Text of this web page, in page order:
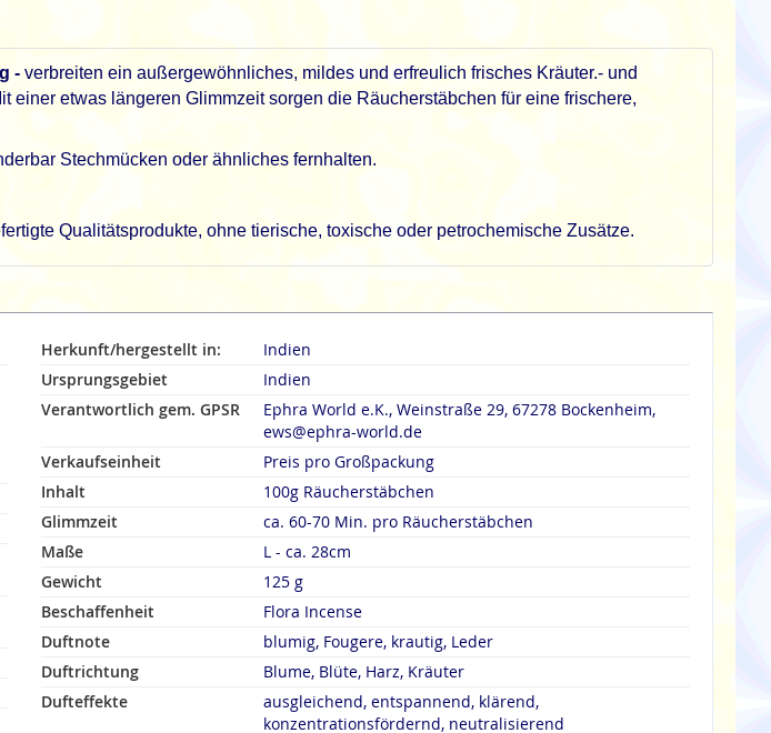
- verbreiten ein außergewöhnliches, mildes und erfreulich frisches Kräuter.- und
etwas längeren Glimmzeit sorgen die Räucherstäbchen für eine frischere,
Stechmücken oder ähnliches fernhalten.
Qualitätsprodukte, ohne tierische, toxische oder petrochemische Zusätze.
Herkunft/hergestellt in:
Indien
Ursprungsgebiet
Indien
Verantwortlich gem. GPSR
Ephra World e.K., Weinstraße 29, 67278 Bockenheim,
ews@ephra-world.de
Verkaufseinheit
Preis pro Großpackung
Inhalt
100g Räucherstäbchen
Glimmzeit
ca. 60-70 Min. pro Räucherstäbchen
Maße
L - ca. 28cm
Gewicht
125 g
Beschaffenheit
Flora Incense
Duftnote
blumig, Fougere, krautig, Leder
Duftrichtung
Blume, Blüte, Harz, Kräuter
Dufteffekte
ausgleichend, entspannend, klärend,
konzentrationsfördernd, neutralisierend